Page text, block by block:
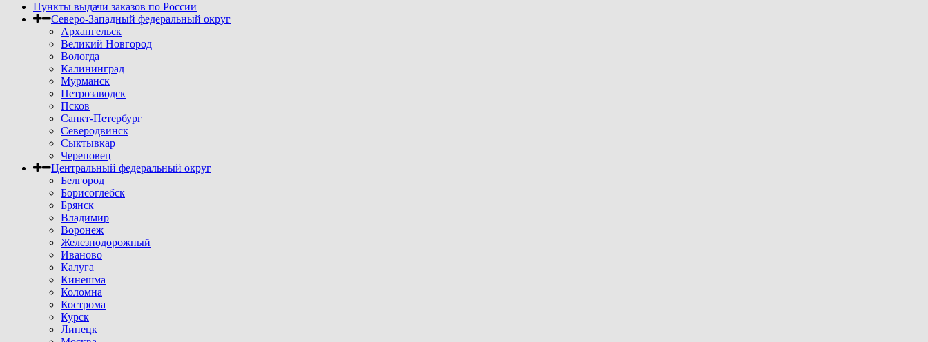
Пункты выдачи заказов по России
Северо-Западный федеральный округ
Архангельск
Великий Новгород
Вологда
Калининград
Мурманск
Петрозаводск
Псков
Санкт-Петербург
Северодвинск
Сыктывкар
Череповец
Центральный федеральный округ
Белгород
Борисоглебск
Брянск
Владимир
Воронеж
Железнодорожный
Иваново
Калуга
Кинешма
Коломна
Кострома
Курск
Липецк